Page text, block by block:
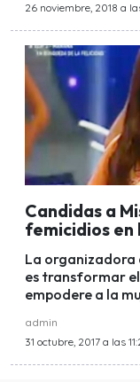
26 noviembre, 2018 a
Candidas a
femicidios en
La organizadora
es transformar
empodere a la
admin
31 octubre, 2017 a las